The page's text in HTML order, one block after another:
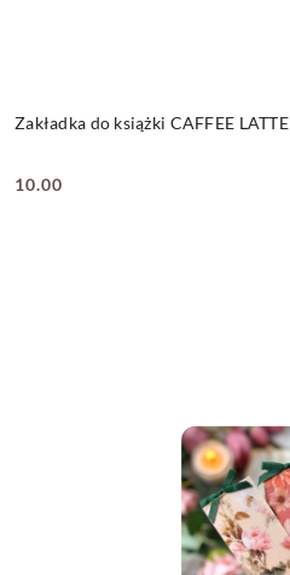
Zakładka do książki CAFFEE LATTE
Cena:
10.00